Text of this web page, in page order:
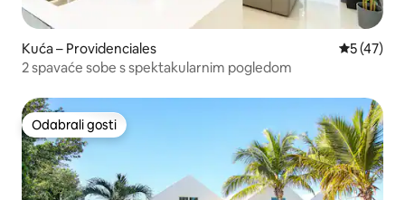
Kuća – Providenciales Prosječna
5 (47)
2 spavaće sobe s spektakularnim pogledom
Odabrali gosti
Odabrali gosti